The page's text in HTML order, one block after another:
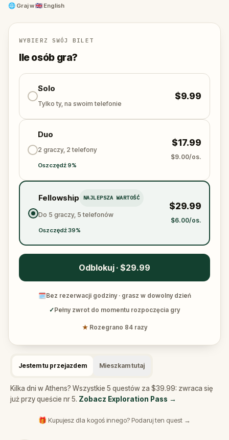
some of the city's landmarks.
There's no need to rush. Take in the views, relax,
and let the city captivate you.
🌐 Graj w🇬🇧 English
WYBIERZ SWÓJ BILET
Ile osób gra?
Solo
Tylko ty, na swoim telefonie
$9.99
Duo
2 graczy, 2 telefony
Oszczędź 9%
$17.99
$9.00/os.
Fellowship NAJLEPSZA WARTOŚĆ
Do 5 graczy, 5 telefonów
Oszczędź 39%
$29.99
$6.00/os.
Odblokuj · $29.99
🗓Bez rezerwacji godziny · grasz w dowolny dzień
✓Pełny zwrot do momentu rozpoczęcia gry
★ Rozegrano 84 razy
Jestem tu przejazdem Mieszkam tutaj
Kilka dni w Athens? Wszystkie 5 questów za $39.99: zwraca się
już przy queście nr 5. Zobacz Exploration Pass →
🎁 Kupujesz dla kogoś innego? Podaruj ten quest →